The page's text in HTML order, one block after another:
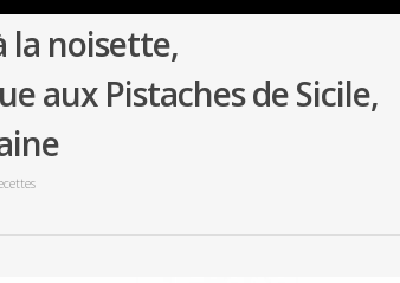
la noisette,
aux Pistaches de Sicile,